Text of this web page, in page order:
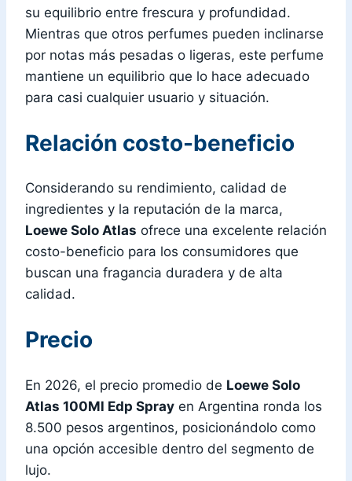
su equilibrio entre frescura y profundidad.
Mientras que otros perfumes pueden inclinarse
por notas más pesadas o ligeras, este perfume
mantiene un equilibrio que lo hace adecuado
para casi cualquier usuario y situación.
Relación costo-beneficio
Considerando su rendimiento, calidad de
ingredientes y la reputación de la marca,
Loewe Solo Atlas ofrece una excelente relación
costo-beneficio para los consumidores que
buscan una fragancia duradera y de alta
calidad.
Precio
En 2026, el precio promedio de Loewe Solo
Atlas 100Ml Edp Spray en Argentina ronda los
8.500 pesos argentinos, posicionándolo como
una opción accesible dentro del segmento de
lujo.